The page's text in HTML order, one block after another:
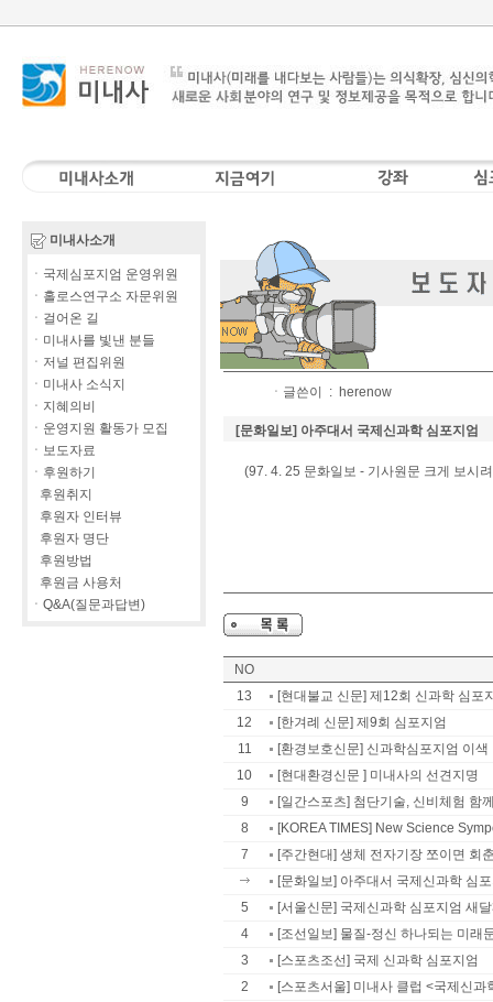
미내사소개
ㆍ국제심포지엄 운영위원
ㆍ홀로스연구소 자문위원
ㆍ걸어온 길
ㆍ미내사를 빛낸 분들
ㆍ저널 편집위원
ㆍ미내사 소식지
ㆍ지혜의비
ㆍ운영지원 활동가 모집
ㆍ보도자료
ㆍ후원하기
후원취지
후원자 인터뷰
후원자 명단
후원방법
후원금 사용처
ㆍQ&A(질문과답변)
ㆍ글쓴이 : herenow
[문화일보] 아주대서 국제신과학 심포지엄
(97. 4. 25 문화일보 - 기사원문 크게 보시
NO
13
[현대불교 신문] 제12회 신과학 심포
12
[한겨례 신문] 제9회 심포지엄
11
[환경보호신문] 신과학심포지엄 이색
10
[현대환경신문 ] 미내사의 선견지명
9
[일간스포츠] 첨단기술, 신비체험 함
8
[KOREA TIMES] New Science
7
[주간현대] 생체 전자기장 쪼이면 회
[문화일보] 아주대서 국제신과학 심
5
[서울신문] 국제신과학 심포지엄 새
4
[조선일보] 물질-정신 하나되는 미래
3
[스포츠조선] 국제 신과학 심포지엄
2
[스포츠서울] 미내사 클럽 <국제신과